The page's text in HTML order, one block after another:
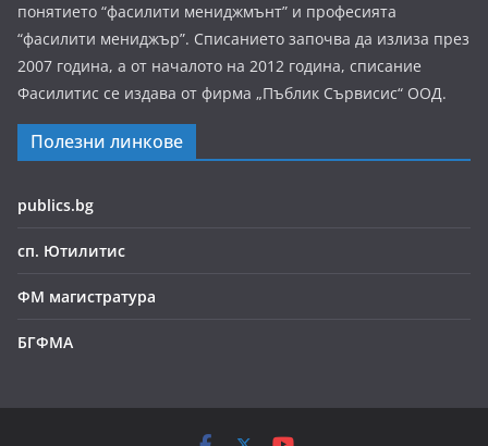
понятието “фасилити мениджмънт” и професията
“фасилити мениджър”. Списанието започва да излиза през
2007 година, а от началото на 2012 година, списание
Фасилитис се издава от фирма „Пъблик Сървисис“ ООД.
Полезни линкове
publics.bg
сп. Ютилитис
ФМ магистратура
БГФМА